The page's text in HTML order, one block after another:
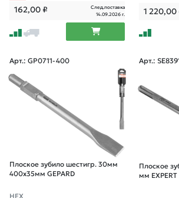
162,00₽
След.поставка
14.09.2026 г.
1 220,00
Арт.: GP0711-400
Плоское зубило шестигр. 30мм
400x35мм GEPARD
Арт.:
Плоское
мм EXPERT